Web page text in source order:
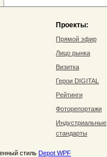
Проекты:
Прямой эфир
Лицо рынка
Визитка
Герои DIGITAL
Рейтинги
Фоторепортажи
Индустриальные
стандарты
стиль Depot WPF